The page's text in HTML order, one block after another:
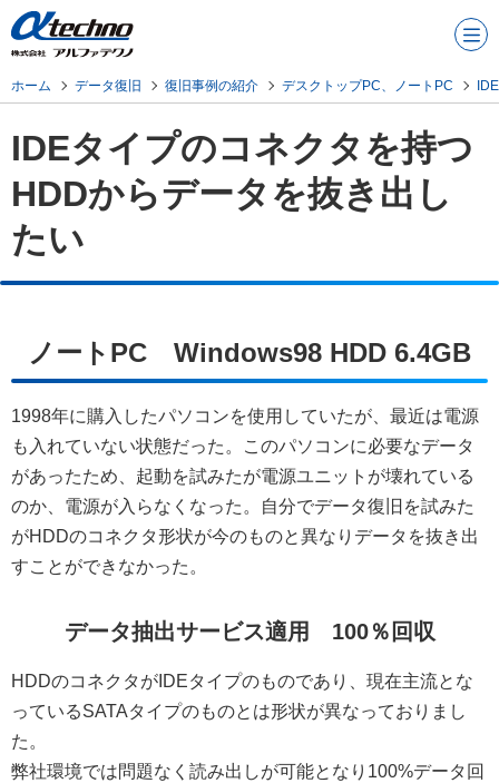
メニュ
ー
ホーム データ復旧 復旧事例の紹介 デスクトップPC、ノートPC
IDEタイプのコネクタを持つ
HDDからデータを抜き出し
たい
ノートPC Windows98 HDD 6.4GB
1998年に購入したパソコンを使用していたが、最近は電源
も入れていない状態だった。このパソコンに必要なデータ
があったため、起動を試みたが電源ユニットが壊れている
のか、電源が入らなくなった。自分でデータ復旧を試みた
がHDDのコネクタ形状が今のものと異なりデータを抜き出
すことができなかった。
データ抽出サービス適用 100％回収
HDDのコネクタがIDEタイプのものであり、現在主流とな
っているSATAタイプのものとは形状が異なっておりまし
た。
弊社環境では問題なく読み出しが可能となり100%データ回